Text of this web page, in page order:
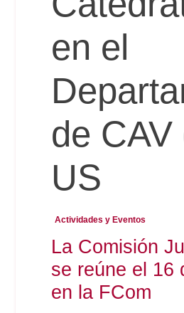
Reservas
Calendario Lectivo
Horarios
Periodismo
Comunicación Audiovisual
Periodismo
Publicidad y RR.PP
Secretaría Virtual
#miTFG
en el
de CAV
US
Actividades y Eventos
La Comisión
se reúne el 16
en la FCom